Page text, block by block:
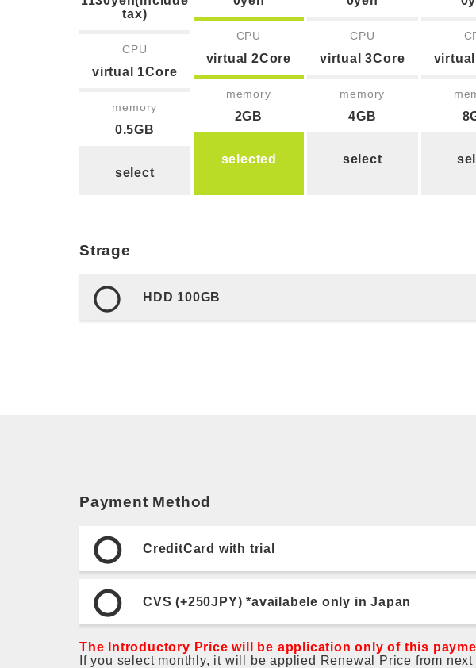
tax)
CPU
virtual 1Core
memory
0.5GB
select
CPU
virtual 2Core
memory
2GB
selected
CPU
virtual 3Core
memory
4GB
select
Strage
HDD 100GB
Payment Method
CreditCard with trial
CVS (+250JPY) *availabele only in Japan
The Introductory Price will be application only of this
If you select monthly, it will be applied Renewal Price from next